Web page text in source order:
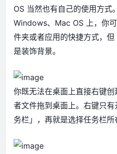
OS 当然也有自己的使用方式
Windows、Mac OS 上，你
件夹或者应用的快捷方式，
是装饰背景。
你既无法在桌面上直接右键
者文件拖到桌面上。右键只
务栏」，再就是选择任务栏所